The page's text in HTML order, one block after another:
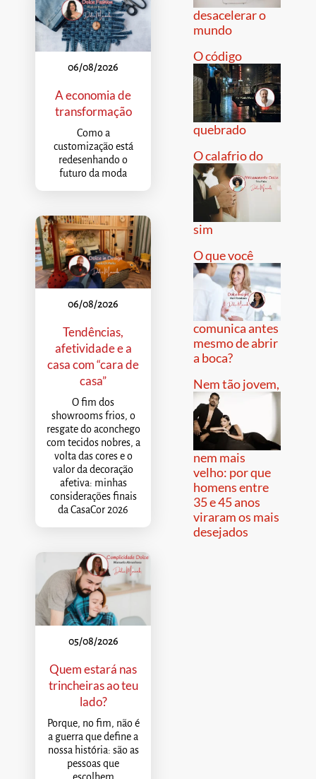
06/08/2026
A economia de
transformação
Como a
customização está
redesenhando o
futuro da moda
06/08/2026
Tendências,
afetividade e a
casa com “cara de
casa”
O fim dos
showrooms frios, o
resgate do aconchego
com tecidos nobres, a
volta das cores e o
valor da decoração
afetiva: minhas
considerações finais
da CasaCor 2026
05/08/2026
Quem estará nas
trincheiras ao teu
lado?
Porque, no fim, não é
a guerra que define a
nossa história: são as
pessoas que
escolhem
desacelerar o
mundo
O código
quebrado
O calafrio do
sim
O que você
comunica antes
mesmo de abrir
a boca?
Nem tão jovem,
nem mais
velho: por que
homens entre
35 e 45 anos
viraram os mais
desejados